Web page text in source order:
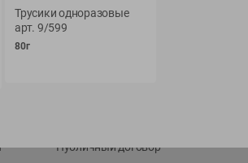
Возврат товара
Публичный договор
Трусики одноразовые
арт. 9/599
80г